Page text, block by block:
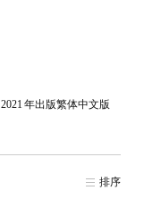
2021 年出版繁体中文版
排序